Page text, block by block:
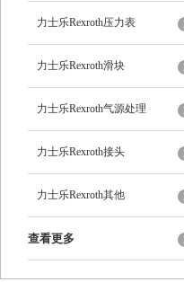
力士乐Rexroth压力表
力士乐Rexroth滑块
力士乐Rexroth气源处理
力士乐Rexroth接头
力士乐Rexroth其他
查看更多